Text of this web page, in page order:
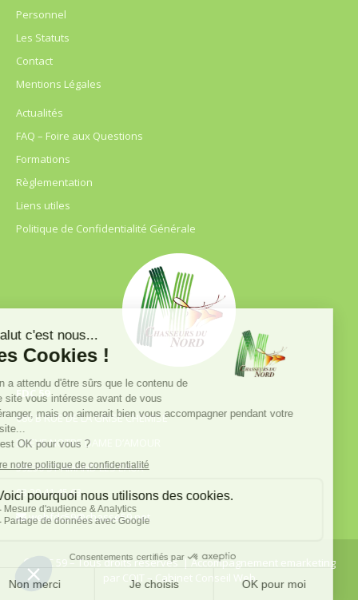
Personnel
Les Statuts
Contact
Mentions Légales
Actualités
FAQ – Foire aux Questions
Formations
Règlementation
Liens utiles
Politique de Confidentialité Générale
680 B RUE DE LA GRISE CHEMISE
DREVE NOTRE DAME D’AMOUR
59230 ST AMAND LES EAUX
03.20.41.45.63
webfdc59@chasse59.net
© FDC 59 – Tous droits réservés| Accompagnement emarketing
par COJT – Cabinet Conseil Web